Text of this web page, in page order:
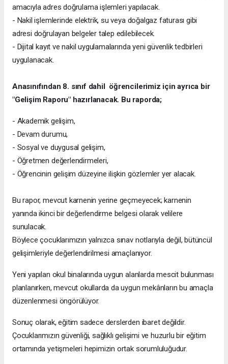
amacıyla adres doğrulama işlemleri yapılacak.
- Nakil işlemlerinde elektrik, su veya doğalgaz faturası gibi
adresi doğrulayan belgeler talep edilebilecek.
- Dijital kayıt ve nakil uygulamalarında yeni güvenlik tedbirleri
uygulanacak.
Anasınıfından 8. sınıf dahil öğrencilerimiz için ayrıca bir
"Gelişim Raporu" hazırlanacak. Bu raporda;
- Akademik gelişim,
- Devam durumu,
- Sosyal ve duygusal gelişim,
- Öğretmen değerlendirmeleri,
- Öğrencinin gelişim düzeyine ilişkin gözlemler yer alacak.
Bu rapor, mevcut karnenin yerine geçmeyecek; karnenin
yanında ikinci bir değerlendirme belgesi olarak velilere
sunulacak.
Böylece çocuklarımızın yalnızca sınav notlarıyla değil, bütüncül
gelişimleriyle değerlendirilmesi amaçlanıyor.
Yeni yapılan okul binalarında uygun alanlarda mescit bulunması
planlanırken, mevcut okullarda da uygun mekânların bu amaçla
düzenlenmesi öngörülüyor.
Sonuç olarak, eğitim sadece derslerden ibaret değildir.
Çocuklarımızın güvenliği, sağlıklı gelişimi ve huzurlu bir eğitim
ortamında yetişmeleri hepimizin ortak sorumluluğudur.